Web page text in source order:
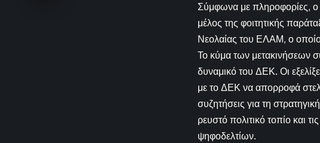
Σύμφωνα με πληροφορίες, ο
μέλος της φοιτητικής
Νεολαίας του ΕΛΑΜ, ο
Το κύμα των μετακινήσεων
δυναμικό του ΔΕΚ. Οι
με το ΔΕΚ να απορροφά
συζητήσεις για τη
ρευστό πολιτικό τοπίο και
ψηφοδελτίων.